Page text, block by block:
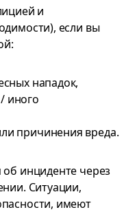
и
если вы
нападок,
иного
причинения вреда.
инциденте через
Ситуации,
имеют